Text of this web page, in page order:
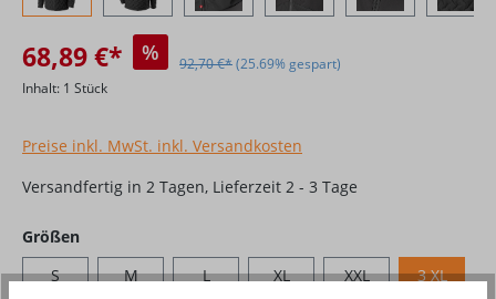
68,89 €* % 92,70 €*(25.69% gespart)
Inhalt: 1 Stück
Preise inkl. MwSt. inkl. Versandkosten
Versandfertig in 2 Tagen, Lieferzeit 2 - 3 Tage
Größenauswählen
S
M L XL XXL 3 XL